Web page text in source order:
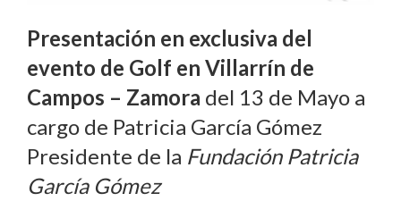
Presentación en exclusiva del
evento de Golf en Villarrín de
Campos – Zamora del 13 de Mayo a
cargo de Patricia García Gómez
Presidente de la Fundación Patricia
García Gómez